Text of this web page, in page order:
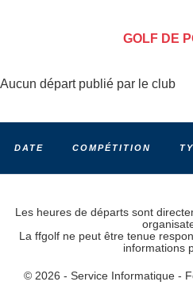
GOLF DE
Aucun départ publié par le club
DATE COMPÉTITION
Les heures de départs sont
La ffgolf ne peut être tenue
informations
© 2026 - Service Informatique -